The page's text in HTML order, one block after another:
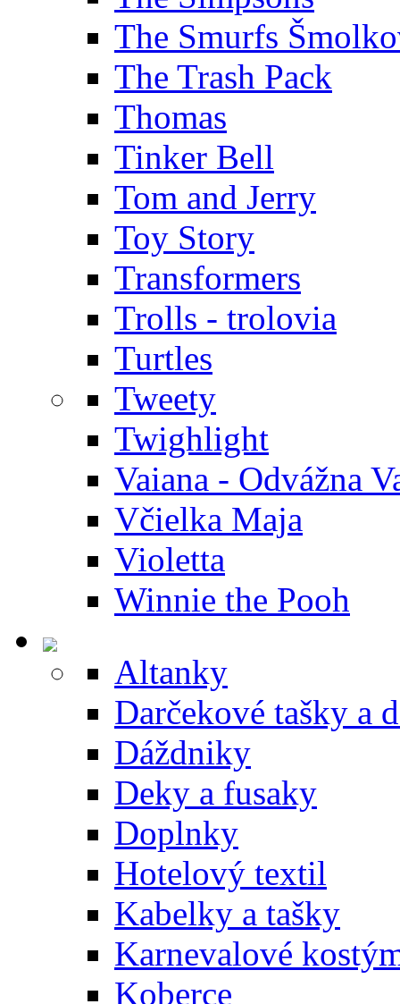
The Smurfs
The Trash Pack
Thomas
Tinker Bell
Tom and Jerry
Toy Story
Transformers
Trolls - trolovia
Turtles
Tweety
Twighlight
Vaiana - Odvážna
Včielka Maja
Violetta
Winnie the Pooh
Altanky
Darčekové tašky a
Dáždniky
Deky a fusaky
Doplnky
Hotelový textil
Kabelky a tašky
Karnevalové
Koberce